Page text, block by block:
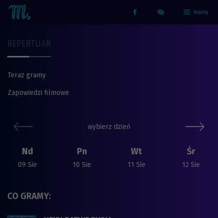
Strona główna - Kino Marzenie Facebook
menu
REPERTUAR
Teraz gramy
Zapowiedzi filmowe
Repertuar wybierz dzień
poprzedni slide
Nd
09 Sie
Pn
10 Sie
Wt
11 Sie
Śr
12 Sie
CO GRAMY: